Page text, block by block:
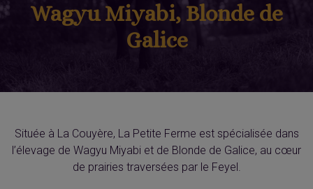
Wagyu Miyabi, Blonde de
Galice
Située à La Couyère, La Petite Ferme est spécialisée dans
l’élevage de Wagyu Miyabi et de Blonde de Galice, au cœur
de prairies traversées par le Feyel.